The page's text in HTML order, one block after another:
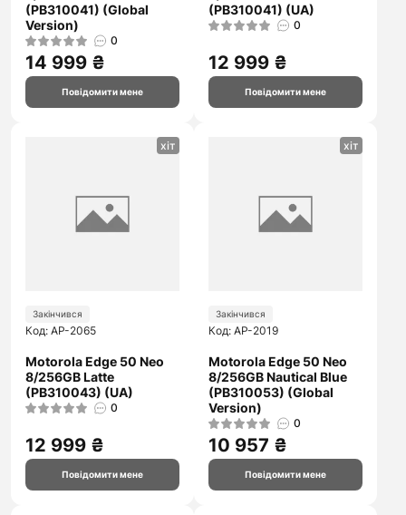
(PB310041) (Global
Version)
0
14 999 ₴
Повідомити мене
(PB310041) (UA)
0
12 999 ₴
Повідомити мене
хіт
Закінчився
Код: AP-2065
Motorola Edge 50 Neo
8/256GB Latte
(PB310043) (UA)
0
12 999 ₴
Повідомити мене
хіт
Закінчився
Код: AP-2019
Motorola Edge 50 Neo
8/256GB Nautical Blue
(PB310053) (Global
Version)
0
10 957 ₴
Повідомити мене